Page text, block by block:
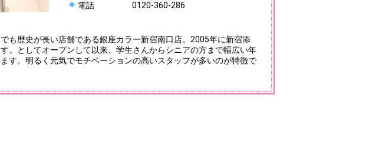
電話 0120-360-286
も歴史が長い店舗である銀座カラー新宿南口店。2005年に新宿添
。としてオープンして以来、学生さんからシニアの方まで幅広い年
す。明るく元気でモチベーションの高いスタッフが多いのが特徴で